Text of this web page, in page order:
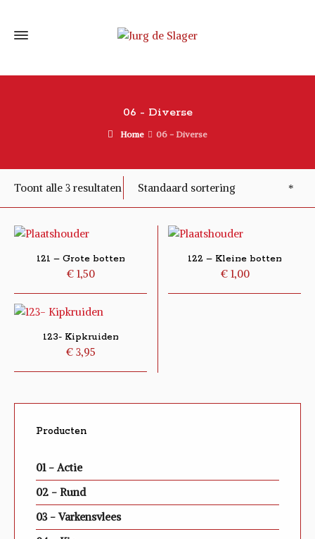
06 - Diverse
Home 06 - Diverse
Toont alle 3 resultaten Standaard sortering
121 – Grote botten
€ 1,50
122 – Kleine botten
€1,00
123- Kipkruiden
€ 3,95
Producten
01 - Actie
02 - Rund
03 - Varkensvlees